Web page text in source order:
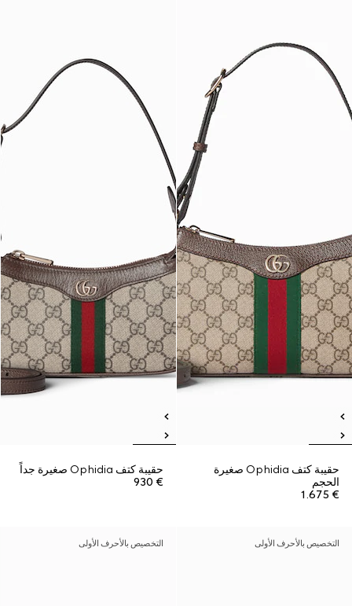
حقيبة كتف Ophidia صغيرة
الحجم
€ 1.675
حقيبة كتف Ophidia صغيرة جداً
€ 930
التخصيص بالأحرف الأولى التخصيص بالأحرف الأولى